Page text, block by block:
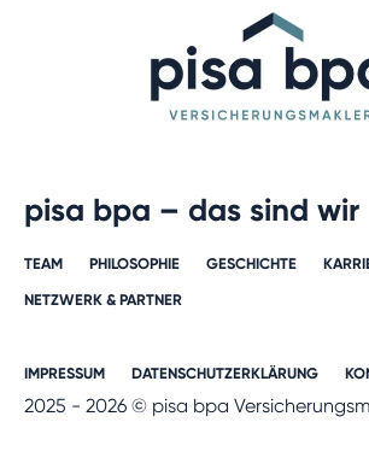
pisa bpa – das sind wir
TEAM PHILOSOPHIE GESCHICHTE​
NETZWERK & PARTNER​
IMPRESSUM DATENSCHUTZERKLÄRUNG
2025 - 2026 © pisa bpa